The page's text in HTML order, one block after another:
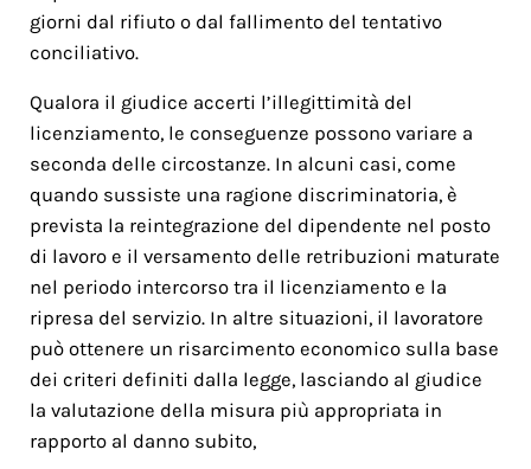
giorni dal rifiuto o dal fallimento del tentativo
conciliativo.
Qualora il giudice accerti l’illegittimità del
licenziamento, le conseguenze possono variare a
seconda delle circostanze. In alcuni casi, come
quando sussiste una ragione discriminatoria, è
prevista la reintegrazione del dipendente nel posto
di lavoro e il versamento delle retribuzioni maturate
nel periodo intercorso tra il licenziamento e la
ripresa del servizio. In altre situazioni, il lavoratore
può ottenere un risarcimento economico sulla base
dei criteri definiti dalla legge, lasciando al giudice
la valutazione della misura più appropriata in
rapporto al danno subito,